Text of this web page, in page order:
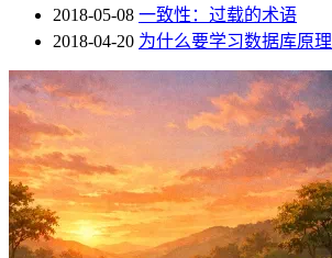
2018-05-08 一致性：过载的术语
2018-04-20 为什么要学习数据库原理